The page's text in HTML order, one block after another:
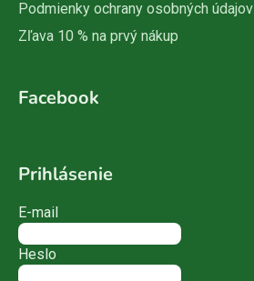
Podmienky ochrany osobných údajov
Zľava 10 % na prvý nákup
Facebook
Prihlásenie
E-mail
Heslo